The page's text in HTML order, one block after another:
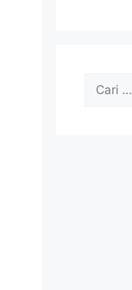
Cari